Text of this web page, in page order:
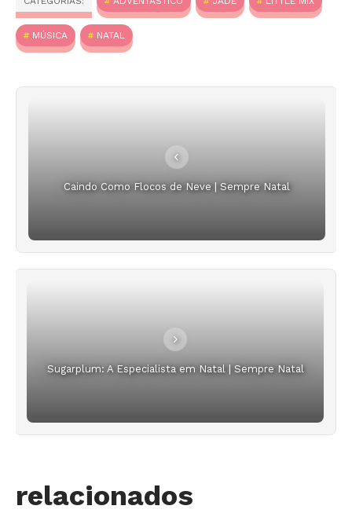
MÚSICA NATAL
Caindo Como Flocos de Neve | Sempre Natal
Sugarplum: A Especialista em Natal | Sempre Natal
relacionados